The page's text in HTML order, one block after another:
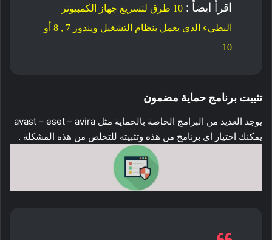
اقرأ ايضاً :
10 طرق لتسريع جهاز الكمبيوتر
البطيء الذي يعمل بنظام التشغيل ويندوز 7 , 8 أو
10
تثبيت برنامج حماية مضمون
يوجد العديد من البرامج الخاصة بالحماية مثل avast – eset – avira
يمكنك اختيار اي برنامج من هذه وتثبيته للتخلص من هذه المشكلة .